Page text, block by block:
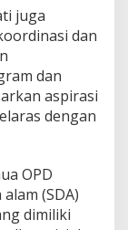
juga
dan
dan
aspirasi
dengan
OPD
(SDA)
dimiliki